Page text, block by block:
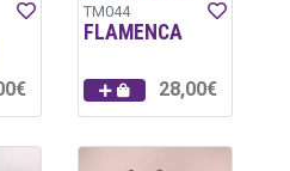
TM044
FLAMENCA
28,00€